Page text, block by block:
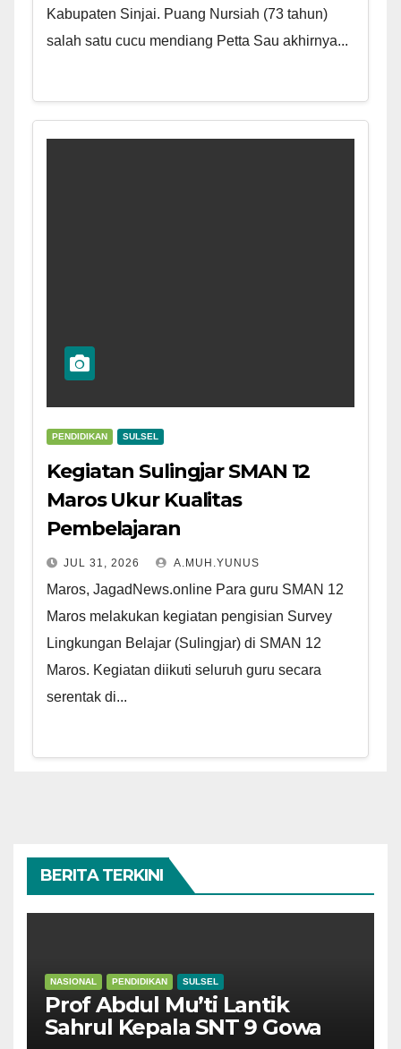
Kabupaten Sinjai. Puang Nursiah (73 tahun)
salah satu cucu mendiang Petta Sau akhirnya...
PENDIDIKAN SULSEL
Kegiatan Sulingjar SMAN 12
Maros Ukur Kualitas
Pembelajaran
JUL 31, 2026 A.MUH.YUNUS
Maros, JagadNews.online Para guru SMAN 12
Maros melakukan kegiatan pengisian Survey
Lingkungan Belajar (Sulingjar) di SMAN 12
Maros. Kegiatan diikuti seluruh guru secara
serentak di...
BERITA TERKINI
NASIONAL PENDIDIKAN SULSEL
Prof Abdul Mu’ti Lantik
Sahrul Kepala SNT 9 Gowa